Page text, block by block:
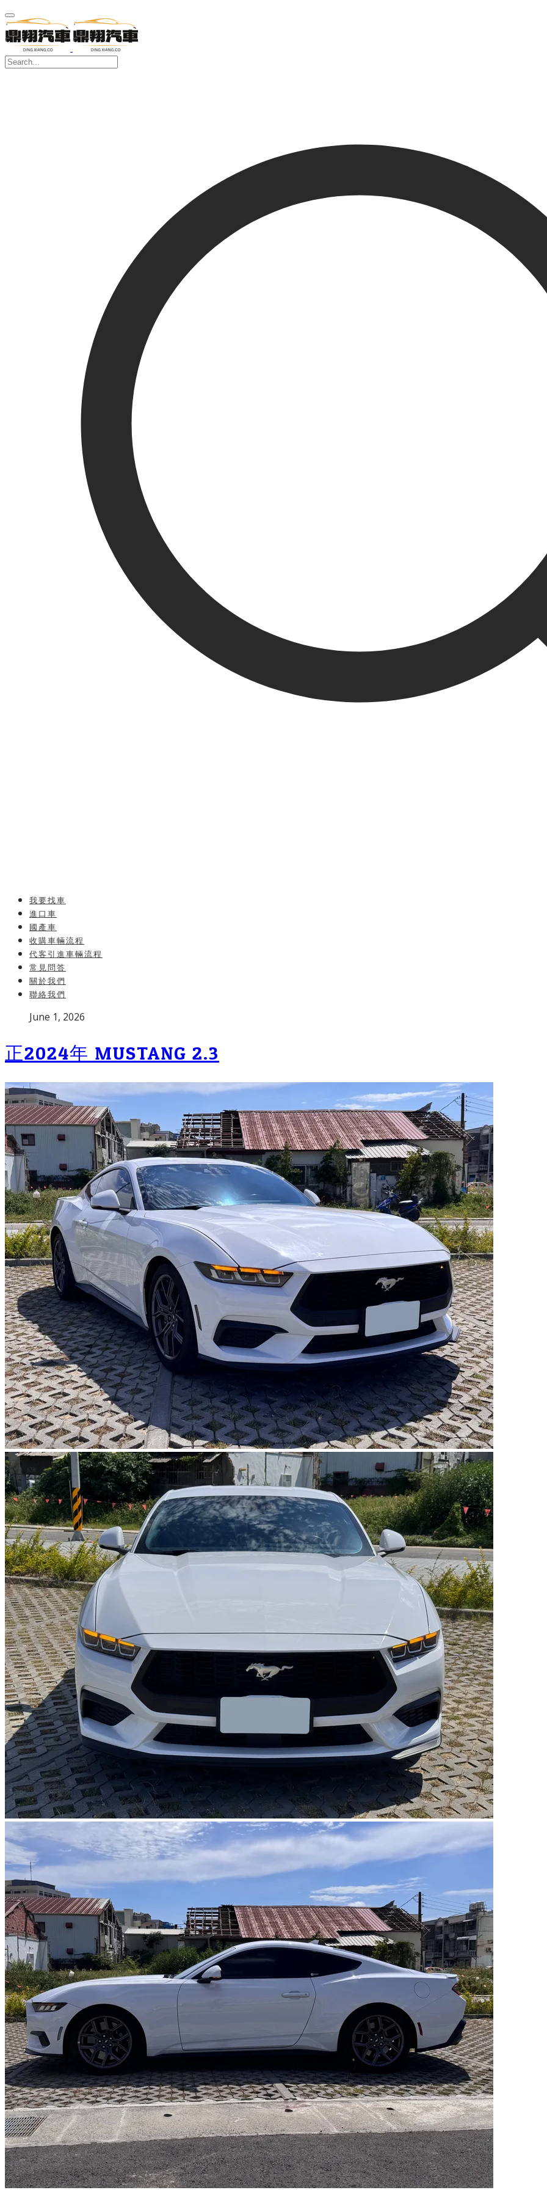
我要找車
進口車
國產車
收購車輛流程
代客引進車輛流程
常見問答
關於我們
聯絡我們
PublishedJune 1, 2026
正2024年 MUSTANG 2.3